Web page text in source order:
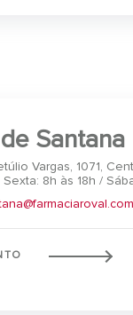
Santana
Vargas, 1071,
8h às 18h /